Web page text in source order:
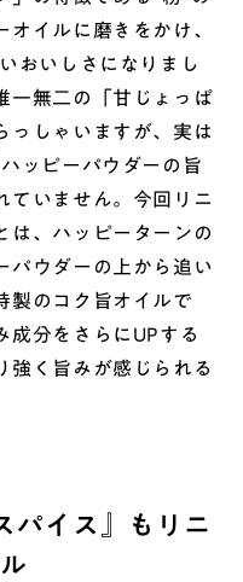
イルに磨きをかけ、
おいしさになりまし
一無二の「甘じょっぱ
っしゃいますが、実は
ッピーパウダーの旨
ていません。今回リニ
は、ハッピーターンの
パウダーの上から追い
製のコク旨オイルで
成分をさらにUPする
強く旨みが感じられる
パイス』もリニ